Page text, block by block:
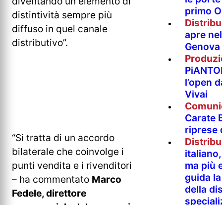
distintività sempre più
diffuso in quel canale
distributivo”.
“Si tratta di un accordo
bilaterale che coinvolge i
punti vendita e i rivenditori
– ha commentato Marco
Fedele, direttore
primo
apre
Genova
l’open
Vivai
Carate
riprese
ma più
guida
della